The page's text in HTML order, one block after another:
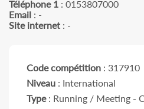
Téléphone 1 : 0153807000
Email : -
Site internet : -
Code compétition : 317910
Niveau : International
Type: Running / Meeting -